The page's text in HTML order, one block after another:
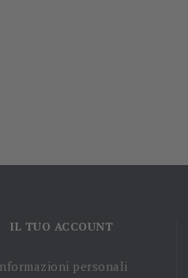
IL TUO ACCOUNT
personali